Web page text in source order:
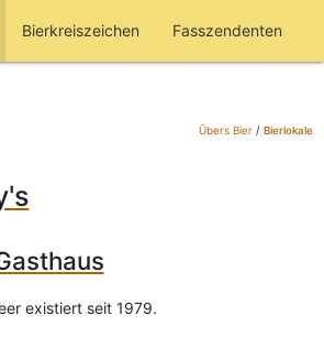
Bierkreiszeichen Fasszendenten
Übers Bier/ Bierlokale
existiert seit 1979.